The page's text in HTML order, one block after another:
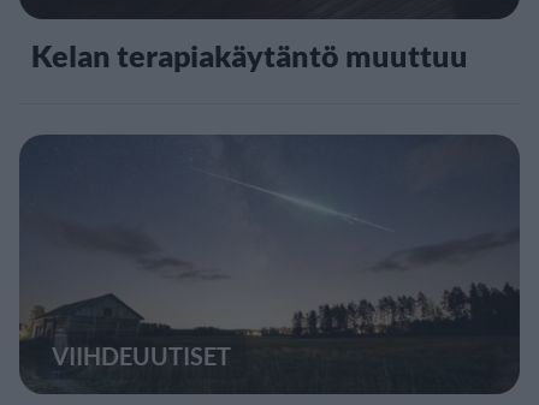
Kelan terapiakäytäntö muuttuu
VIIHDEUUTISET